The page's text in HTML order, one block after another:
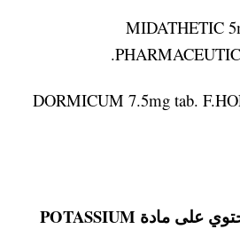
MIDATHETIC
DORMICUM 7.5mg tab.
المستحضرات التي تحتوي على مادة POTASSIUM